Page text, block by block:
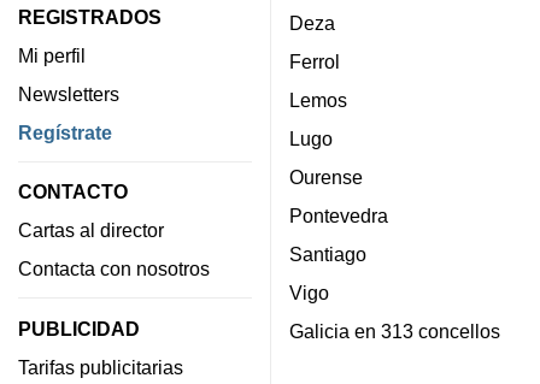
REGISTRADOS
Mi perfil
Newsletters
Regístrate
CONTACTO
Cartas al director
Contacta con nosotros
PUBLICIDAD
Tarifas publicitarias
Deza
Ferrol
Lemos
Lugo
Ourense
Pontevedra
Santiago
Vigo
Galicia en 313 concellos